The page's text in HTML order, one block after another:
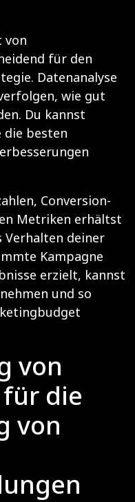
von
für den
Datenanalyse
wie gut
Du kannst
die besten
Conversion-
Metriken erhältst
Verhalten deiner
Kampagne
erzielt, kannst
und so
von
die
von